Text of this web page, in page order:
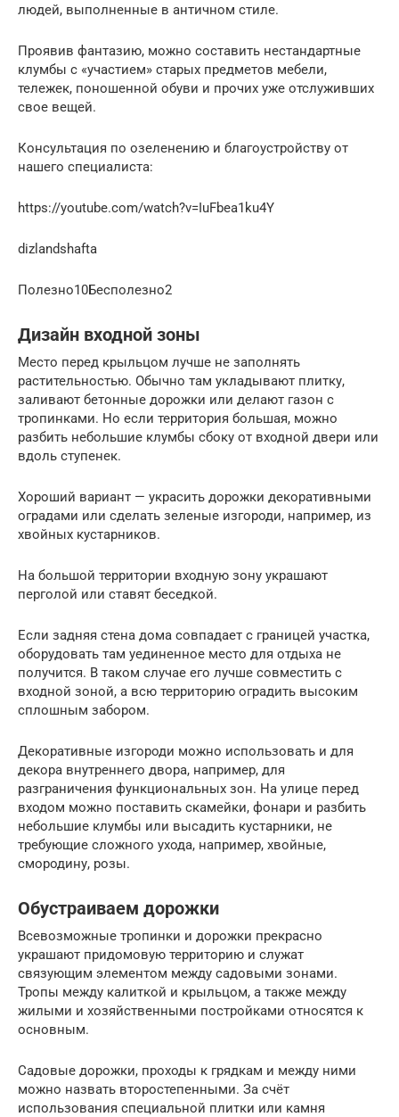
людей, выполненные в античном стиле.
Проявив фантазию, можно составить нестандартные
клумбы с «участием» старых предметов мебели,
тележек, поношенной обуви и прочих уже отслуживших
свое вещей.
Консультация по озеленению и благоустройству от
нашего специалиста:
https://youtube.com/watch?v=IuFbea1ku4Y
dizlandshafta
Полезно10Бесполезно2
Дизайн входной зоны
Место перед крыльцом лучше не заполнять
растительностью. Обычно там укладывают плитку,
заливают бетонные дорожки или делают газон с
тропинками. Но если территория большая, можно
разбить небольшие клумбы сбоку от входной двери или
вдоль ступенек.
Хороший вариант — украсить дорожки декоративными
оградами или сделать зеленые изгороди, например, из
хвойных кустарников.
На большой территории входную зону украшают
перголой или ставят беседкой.
Если задняя стена дома совпадает с границей участка,
оборудовать там уединенное место для отдыха не
получится. В таком случае его лучше совместить с
входной зоной, а всю территорию оградить высоким
сплошным забором.
Декоративные изгороди можно использовать и для
декора внутреннего двора, например, для
разграничения функциональных зон. На улице перед
входом можно поставить скамейки, фонари и разбить
небольшие клумбы или высадить кустарники, не
требующие сложного ухода, например, хвойные,
смородину, розы.
Обустраиваем дорожки
Всевозможные тропинки и дорожки прекрасно
украшают придомовую территорию и служат
связующим элементом между садовыми зонами.
Тропы между калиткой и крыльцом, а также между
жилыми и хозяйственными постройками относятся к
основным.
Садовые дорожки, проходы к грядкам и между ними
можно назвать второстепенными. За счёт
использования специальной плитки или камня